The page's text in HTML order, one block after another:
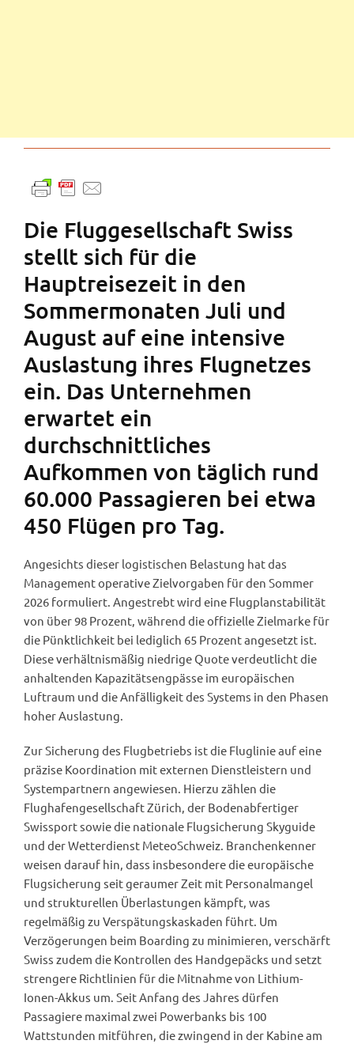
Die Fluggesellschaft Swiss
stellt sich für die
Hauptreisezeit in den
Sommermonaten Juli und
August auf eine intensive
Auslastung ihres Flugnetzes
ein. Das Unternehmen
erwartet ein
durchschnittliches
Aufkommen von täglich rund
60.000 Passagieren bei etwa
450 Flügen pro Tag.
Angesichts dieser logistischen Belastung hat das
Management operative Zielvorgaben für den Sommer
2026 formuliert. Angestrebt wird eine Flugplanstabilität
von über 98 Prozent, während die offizielle Zielmarke für
die Pünktlichkeit bei lediglich 65 Prozent angesetzt ist.
Diese verhältnismäßig niedrige Quote verdeutlicht die
anhaltenden Kapazitätsengpässe im europäischen
Luftraum und die Anfälligkeit des Systems in den Phasen
hoher Auslastung.
Zur Sicherung des Flugbetriebs ist die Fluglinie auf eine
präzise Koordination mit externen Dienstleistern und
Systempartnern angewiesen. Hierzu zählen die
Flughafengesellschaft Zürich, der Bodenabfertiger
Swissport sowie die nationale Flugsicherung Skyguide
und der Wetterdienst MeteoSchweiz. Branchenkenner
weisen darauf hin, dass insbesondere die europäische
Flugsicherung seit geraumer Zeit mit Personalmangel
und strukturellen Überlastungen kämpft, was
regelmäßig zu Verspätungskaskaden führt. Um
Verzögerungen beim Boarding zu minimieren, verschärft
Swiss zudem die Kontrollen des Handgepäcks und setzt
strengere Richtlinien für die Mitnahme von Lithium-
Ionen-Akkus um. Seit Anfang des Jahres dürfen
Passagiere maximal zwei Powerbanks bis 100
Wattstunden mitführen, die zwingend in der Kabine am